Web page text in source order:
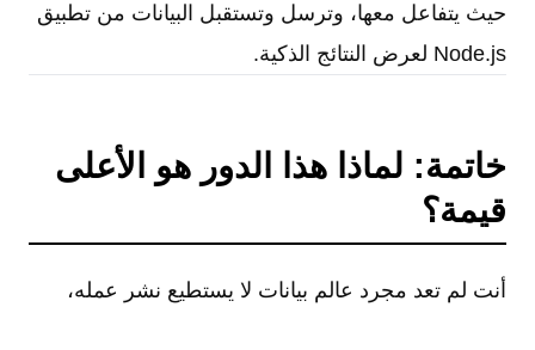
حيث يتفاعل معها، وترسل وتستقبل البيانات من تطبيق
Node.js لعرض النتائج الذكية.
خاتمة: لماذا هذا الدور هو الأعلى
قيمة؟
أنت لم تعد مجرد عالم بيانات لا يستطيع نشر عمله،